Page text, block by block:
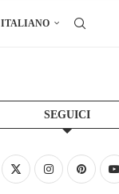
ITALIANO
SEGUICI